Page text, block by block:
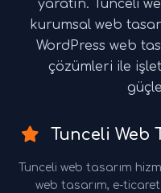
yaratın. Tunceli
kurumsal web
WordPress web
çözümleri ile
Tunceli Web
Tunceli web tasarım
web tasarım, e-